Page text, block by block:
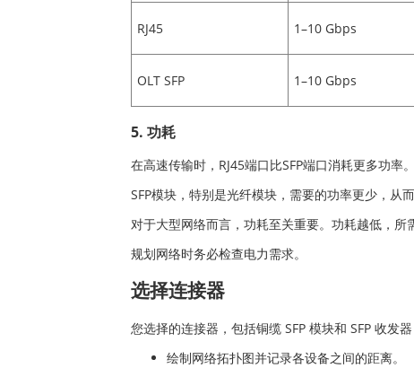
RJ45 1–10 Gbps
OLT SFP 1–10 Gbps
5. 功耗
在高速传输时，RJ45端口比SFP端口消耗更多功率。
SFP模块，特别是光纤模块，需要的功率更少，从
对于大型网络而言，功耗至关重要。功耗越低，所
规划网络时务必检查电力需求。
选择连接器
您选择的连接器，包括铜缆 SFP 模块和 SFP 收发
绘制网络拓扑图并记录各设备之间的距离。